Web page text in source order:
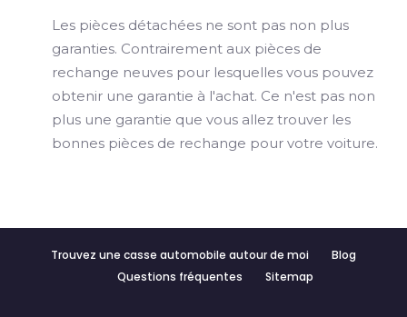
Les pièces détachées ne sont pas non plus
garanties. Contrairement aux pièces de
rechange neuves pour lesquelles vous pouvez
obtenir une garantie à l'achat. Ce n'est pas non
plus une garantie que vous allez trouver les
bonnes pièces de rechange pour votre voiture.
Trouvez une casse automobile autour de moi
Blog
Questions fréquentes
Sitemap